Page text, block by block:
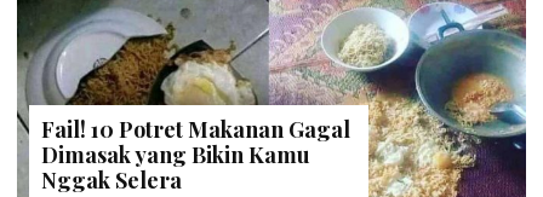
Fail! 10 Potret Makanan Gagal
Dimasak yang Bikin Kamu
Nggak Selera